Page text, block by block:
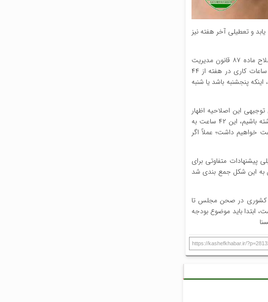
گفت: مقرر شد که ساعات کاری در هفته از ۴۴ ساعت به ۴۰ ساعت کاهش یابد و تعطیلی آخر هفته نیز
سید کریم حسینی، عضو کمیسیون اجتماعی مجلس با اشاره به مصوبه کمیسیون اجتماعی مجلس شورای اسلامی درباره لایحه اصلاح ماده ۸۷ قانون مدیریت
خدمات کشوری گفت: بر اساس آنچه در آخرین جلسه کمیسیون در این زمینه مطرح گردید، مقرر شد بر این اساس عمل کنیم که ساعات کاری در هفته از ۴۴
پنجشنبه باشد یا شنبه
این اصلاحیه اظهار
کرد: در لایحه دولت ۴۲ ساعت کار هفتگی و تعطیلی دو روزه آخر هفته مطرح بود اما با توجه به اینکه می‌خواهیم ۵ روز کاری داشته باشیم، این ۴۲ ساعت به
نیست ولی وقتی مجموع ساعت کار در هفته ۴۰ ساعت تعیین شود، عدد رند و مشخصی برای هر روز ۸ ساعت خواهیم داشت؛ عملاً اگر
دیگر نیز برای روز تعطیلی پیشنهادات متفاوتی برای
به این شکل جمع بندی شد
درباره لایحه اصلاح ماده ۸۷ قانون مدیریت خدمات کشوری در صحن مجلس تا
ابتدا باید موضوع بودجه
https://kashefkhabar.ir/